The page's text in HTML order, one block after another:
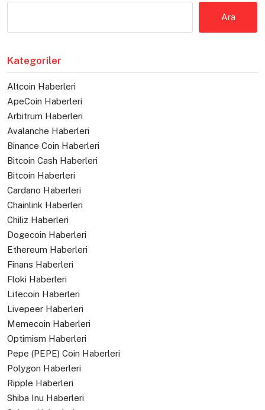
Ara
Kategoriler
Altcoin Haberleri
ApeCoin Haberleri
Arbitrum Haberleri
Avalanche Haberleri
Binance Coin Haberleri
Bitcoin Cash Haberleri
Bitcoin Haberleri
Cardano Haberleri
Chainlink Haberleri
Chiliz Haberleri
Dogecoin Haberleri
Ethereum Haberleri
Finans Haberleri
Floki Haberleri
Litecoin Haberleri
Livepeer Haberleri
Memecoin Haberleri
Optimism Haberleri
Pepe (PEPE) Coin Haberleri
Polygon Haberleri
Ripple Haberleri
Shiba Inu Haberleri